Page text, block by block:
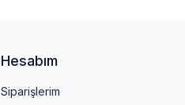
Hesabım
Siparişlerim